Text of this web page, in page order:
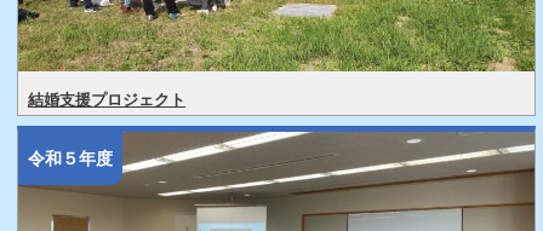
結婚支援プロジェクト
令和５年度